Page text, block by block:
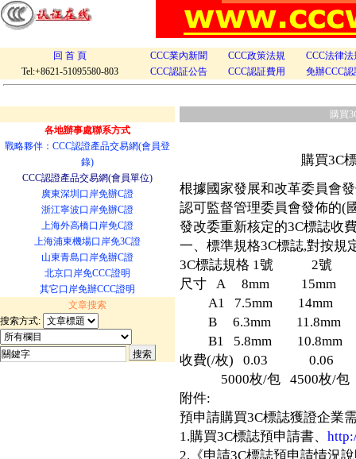
回 首 頁
Tel:+8621-51095580-803
CCC業內新聞
CCC認証公告
CCC政策法規
CCC認証費用
CCC法律法
免辦CCC認
各地辦事處聯系方式
戰略夥伴：CCC認證產品交易網(會員登
錄)
CCC認證產品交易網(會員單位)
廣東深圳口岸免辦C證
浙江寧波口岸免辦C證
上海外高橋口岸免C證
上海浦東機場口岸免3C證
山東青島口岸免辦C證
北京口岸免CCC證明
其它口岸免辦CCC證明
文章搜索
搜索方式:
購買
購買3C
根據國家發展和改革委員會
認可監督管理委員會發佈的(
發改委重新核定的3C標誌收
一、標準規格3C標誌,對按規
3C標誌規格 1號
尺寸 A 8mm 15mm
A1 7.5mm 14mm
B 6.3mm 11.8mm
B1 5.8mm 10.8mm
收費(/枚) 0.03
5000枚/包 4500枚/包
附件:
預申請購買3C標誌獲證企業
1.購買3C標誌預申請書、
2.《申請3C標誌預申請情況